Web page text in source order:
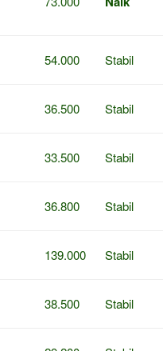
54.000 Stabil
36.500 Stabil
33.500 Stabil
36.800 Stabil
139.000 Stabil
38.500 Stabil